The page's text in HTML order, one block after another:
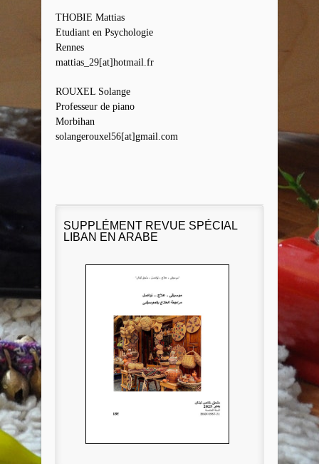
THOBIE Mattias
Etudiant en Psychologie
Rennes
mattias_29[at]hotmail.fr
ROUXEL Solange
Professeur de piano
Morbihan
solangerouxel56[at]gmail.com
SUPPLÉMENT REVUE SPÉCIAL
LIBAN EN ARABE